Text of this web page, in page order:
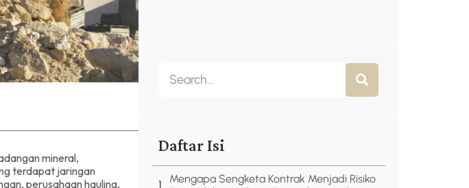
mineral,
terdapat jaringan
perusahaan hauling,
Daftar Isi
Mengapa Sengketa Kontrak Menjadi Risiko